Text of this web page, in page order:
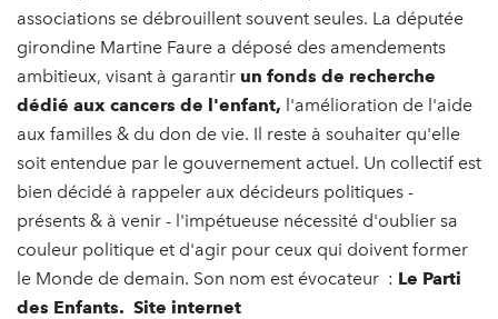
associations se débrouillent souvent seules. La députée
girondine Martine Faure a déposé des amendements
ambitieux, visant à garantir un fonds de recherche
dédié aux cancers de l'enfant, l'amélioration de l'aide
aux familles & du don de vie. Il reste à souhaiter qu'elle
soit entendue par le gouvernement actuel. Un collectif est
bien décidé à rappeler aux décideurs politiques -
présents & à venir - l'impétueuse nécessité d'oublier sa
couleur politique et d'agir pour ceux qui doivent former
le Monde de demain. Son nom est évocateur : Le Parti
des Enfants. Site internet